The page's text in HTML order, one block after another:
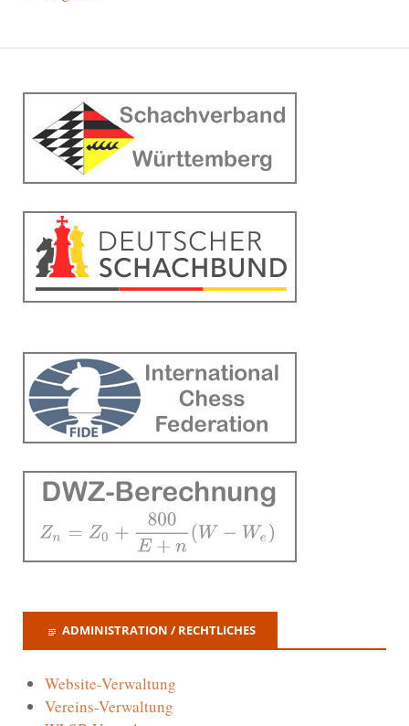
ADMINISTRATION / RECHTLICHES
Website-Verwaltung
Vereins-Verwaltung